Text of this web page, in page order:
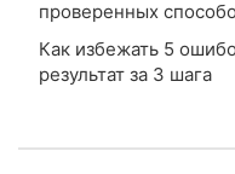
проверенных
Как избежать 5
результат за 3 шага